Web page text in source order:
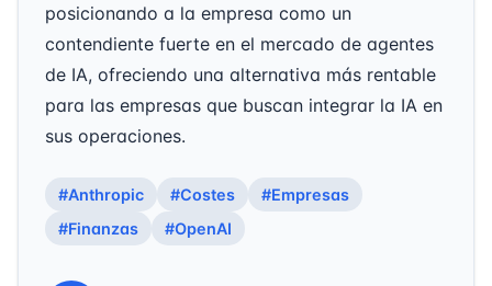
posicionando a la empresa como un
contendiente fuerte en el mercado de agentes
de IA, ofreciendo una alternativa más rentable
para las empresas que buscan integrar la IA en
sus operaciones.
#Anthropic #Costes
#Empresas
#Finanzas
#OpenAI